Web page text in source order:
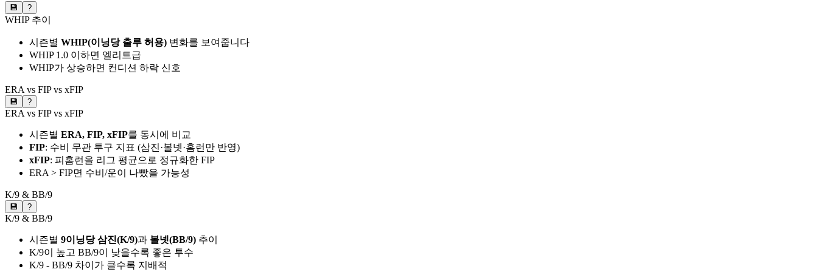
💾 ?
WHIP 추이
시즌별 WHIP(이닝당 출루 허용) 변화를 보여줍니다
WHIP 1.0 이하면 엘리트급
WHIP가 상승하면 컨디션 하락 신호
ERA vs FIP vs xFIP
💾 ?
ERA vs FIP vs xFIP
시즌별 ERA, FIP, xFIP를 동시에 비교
FIP: 수비 무관 투구 지표 (삼진·볼넷·홈런만 반영)
xFIP: 피홈런을 리그 평균으로 정규화한 FIP
ERA > FIP면 수비/운이 나빴을 가능성
K/9 & BB/9
💾 ?
K/9 & BB/9
시즌별 9이닝당 삼진(K/9)과 볼넷(BB/9) 추이
K/9이 높고 BB/9이 낮을수록 좋은 투수
K/9 - BB/9 차이가 클수록 지배적